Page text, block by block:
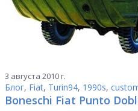
3 августа 2010 г.
Блог, Fiat, Turin94, 1990s,
Boneschi Fiat Punto